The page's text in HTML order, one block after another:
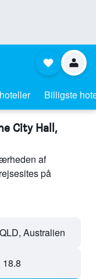
Billigste
City Hall,
af
på
Australien
18.8